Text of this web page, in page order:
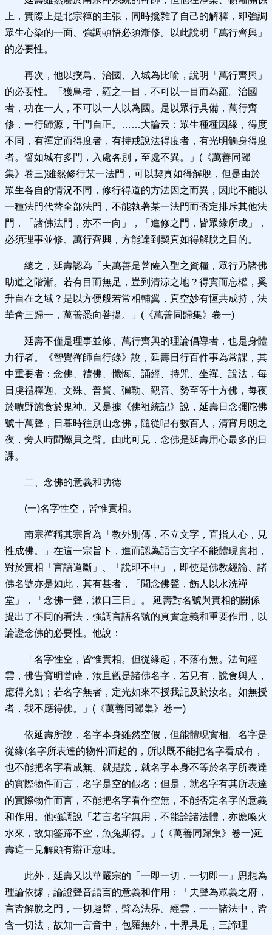
上，實際上是北宗禪的主張，同時攙雜了自己的解釋，即強調
眾生心染的一面、強調頓悟必須漸修。以此說明「萬行齊興」
的必要性。
再次，他以撲鳥、治國、入城為比喻，說明「萬行齊興」
的必要性。「獲鳥者，羅之一目，不可以一目而為羅。治國
者，功在一人，不可以一人以為國。是以眾行具備，萬行齊
修，一行歸源，千門自正。……大論云：眾生種種因緣，得度
不同，有禪定而得度者，有持戒說法得度者，有光明觸身得度
者。譬如城有多門，入處各別，至處不異。」(《萬善同歸
集》卷三)雖然修行某一法門，可以契真如得解脫，但是由於
眾生各自的情況不同，修行得道的方法因之而異，因此不能以
一種法門代替全部法門，不能執著某一法門而否定排斥其他法
門，「諸佛法門，亦不一向」，「進修之門，皆眾緣所成」，
必須理事並修、萬行齊興，方能達到契真如得解脫之目的。
總之，延壽認為「夫萬善是菩薩入聖之資糧，眾行乃諸佛
助道之階漸。若有目而無足，豈到清涼之地？得實而忘權，奚
升自在之域？是以方便般若常相輔翼，真空妙有恆共成持，法
華會三歸一，萬善悉向菩提。」(《萬善同歸集》卷一)
延壽不僅是理事並修、萬行齊興的理論倡導者，也是身體
力行者。《智覺禪師自行錄》說，延壽日行百件事為常課，其
中重要者：念佛、禮佛、懺悔、誦經、持咒、坐禪、說法，每
日虔禮釋迦、文殊、普賢、彌勒、觀音、勢至等十方佛，每夜
於曠野施食於鬼神。又是據《佛祖統記》說，延壽日念彌陀佛
號十萬聲，日暮時往別山念佛，隨從唱有數百人，清宵月朗之
夜，旁人時聞螺貝之聲。由此可見，念佛是延壽用心最多的日
課。
二、念佛的意義和功德
(一)名字性空，皆惟實相。
南宗禪稱其宗旨為「教外別傳，不立文字，直指人心，見
性成佛。」在這一宗旨下，進而認為語言文字不能體現實相，
對於實相「言語道斷」、「說即不中」，即使是佛教經論、諸
佛名號亦是如此，其有甚者，「聞念佛聲，飭人以水洗禪
堂」，「念佛一聲，漱口三日」。 延壽對名號與實相的關係
提出了不同的看法，強調言語名號的真實意義和重要作用，以
論證念佛的必要性。他說：
「名字性空，皆惟實相。但從緣起，不落有無。法句經
雲，佛告寶明菩薩，汝且觀是諸佛名字，若見有，說食與人，
應得充飢；若名字無者，定光如來不授我記及於汝名。如無授
者，我不應得佛。」(《萬善同歸集》卷一)
依延壽所說，名字本身雖然空假，但能體現實相。名字是
從緣(名字所表達的物件)而起的，所以既不能把名字看成有，
也不能把名字看成無。就是說，就名字本身不等於名字所表達
的實際物件而言，名字是空的假名；但是，就名字有其所表達
的實際物件而言，不能把名字看作空無，不能否定名字的意義
和作用。他強調說「若言名字無用，不能詮諸法體，亦應喚火
水來，故知筌蹄不空，魚兔斯得。」(《萬善同歸集》卷一)延
壽這一見解頗有辯正意味。
此外，延壽又以華嚴宗的「一即一切，一切即一」思想為
理論依據，論證聲音語言的意義和作用：「夫聲為眾義之府，
言皆解脫之門，一切趣聲，聲為法界。經雲，一一諸法中，皆
含一切法，故知一言音中，包羅無外，十界具足，三諦理